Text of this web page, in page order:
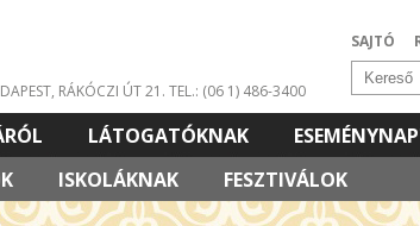
SAJTÓ
RÁKÓCZI ÚT 21. TEL.: (06 1) 486-3400
ISKOLÁKNAK FESZTIVÁLOK
LÁTOGATÓKNAK